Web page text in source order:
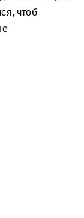
чтоб